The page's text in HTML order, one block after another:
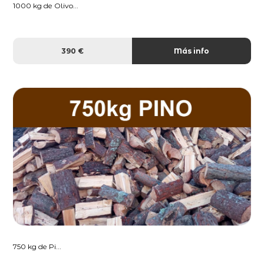
1000 kg de Olivo...
390 € Más info
750 kg de Pi...